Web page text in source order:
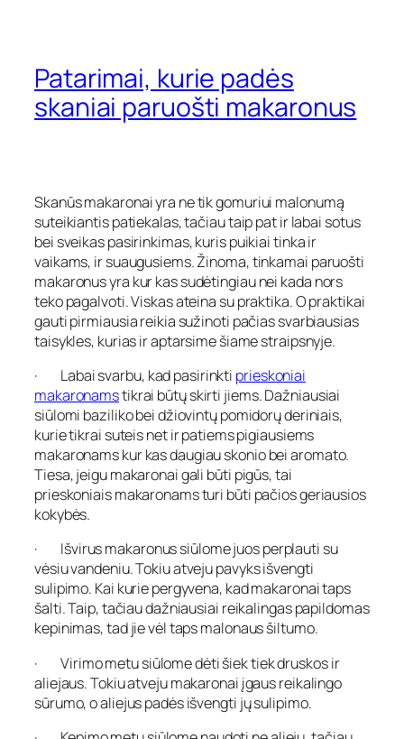
Patarimai, kurie padės
skaniai paruošti makaronus
Skanūs makaronai yra ne tik gomuriui malonumą
suteikiantis patiekalas, tačiau taip pat ir labai sotus
bei sveikas pasirinkimas, kuris puikiai tinka ir
vaikams, ir suaugusiems. Žinoma, tinkamai paruošti
makaronus yra kur kas sudėtingiau nei kada nors
teko pagalvoti. Viskas ateina su praktika. O praktikai
gauti pirmiausia reikia sužinoti pačias svarbiausias
taisykles, kurias ir aptarsime šiame straipsnyje.
· Labai svarbu, kad pasirinkti prieskoniai
makaronamstikrai būtų skirti jiems. Dažniausiai
siūlomi baziliko bei džiovintų pomidorų deriniais,
kurie tikrai suteis net ir patiems pigiausiems
makaronams kur kas daugiau skonio bei aromato.
Tiesa, jeigu makaronai gali būti pigūs, tai
prieskoniais makaronams turi būti pačios geriausios
kokybės.
· Išvirus makaronus siūlome juos perplauti su
vėsiu vandeniu. Tokiu atveju pavyks išvengti
sulipimo. Kai kurie pergyvena, kad makaronai taps
šalti. Taip, tačiau dažniausiai reikalingas papildomas
kepinimas, tad jie vėl taps malonaus šiltumo.
· Virimo metu siūlome dėti šiek tiek druskos ir
aliejaus. Tokiu atveju makaronai įgaus reikalingo
sūrumo, o aliejus padės išvengti jų sulipimo.